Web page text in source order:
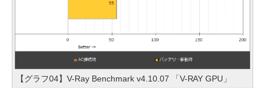
【グラフ04】V-Ray Benchmark v4.10.07 「V-RAY GPU」